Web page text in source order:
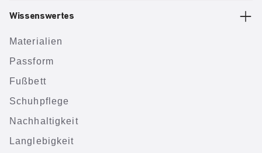
Wissenswertes
Materialien
Passform
Fußbett
Schuhpflege
Nachhaltigkeit
Langlebigkeit